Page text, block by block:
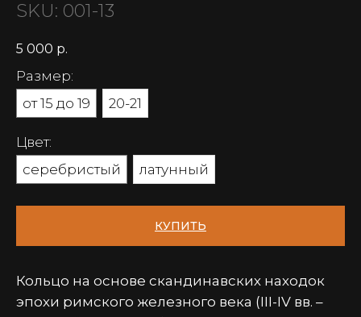
SKU: 001-13
5 000 р.
Размер:
от 15 до 19
20-21
Цвет:
серебристый
латунный
КУПИТЬ
Кольцо на основе скандинавских находок
эпохи римского железного века (III-IV вв. –